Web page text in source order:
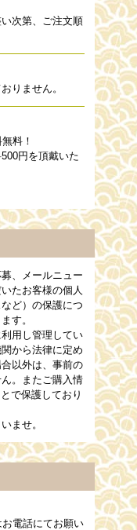
次第、ご注文順
りません。
料！
円を頂戴いた
、メールニュー
たお客様の個人
ど）の保護につ
す。
用し管理してい
から法律に定め
以外は、事前の
。またご購入情
で保護しており
ませ。
電話にてお願い